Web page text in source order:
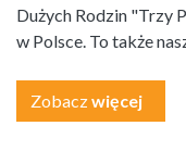
Dużych Rodzin "Trzy
w Polsce. To także
Zobaczwięcej